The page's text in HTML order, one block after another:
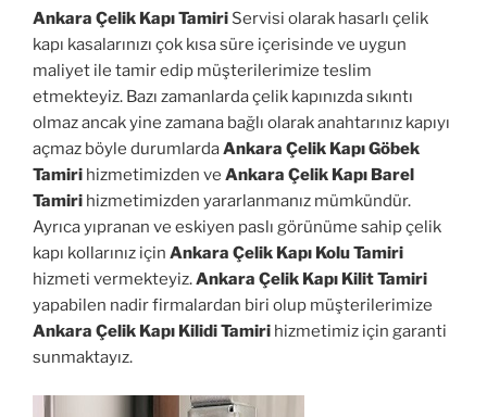
Ankara Çelik Kapı Tamiri Servisi olarak hasarlı çelik
kapı kasalarınızı çok kısa süre içerisinde ve uygun
maliyet ile tamir edip müşterilerimize teslim
etmekteyiz. Bazı zamanlarda çelik kapınızda sıkıntı
olmaz ancak yine zamana bağlı olarak anahtarınız kapıyı
açmaz böyle durumlardaAnkara Çelik Kapı Göbek
Tamiri hizmetimizden ve Ankara Çelik Kapı Barel
Tamiri hizmetimizden yararlanmanız mümkündür.
Ayrıca yıpranan ve eskiyen paslı görünüme sahip çelik
kapı kollarınız için Ankara Çelik Kapı Kolu Tamiri
hizmeti vermekteyiz.Ankara Çelik Kapı Kilit Tamiri
yapabilen nadir firmalardan biri olup müşterilerimize
Ankara Çelik Kapı Kilidi Tamiri hizmetimiz için garanti
sunmaktayız.